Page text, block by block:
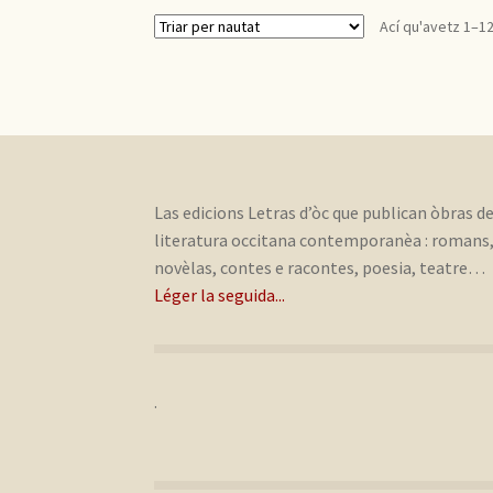
Ací qu'avetz
Las edicions Letras d’òc que publican òbras de
literatura occitana contemporanèa : romans,
novèlas, contes e racontes, poesia, teatre…
Léger la seguida...
.